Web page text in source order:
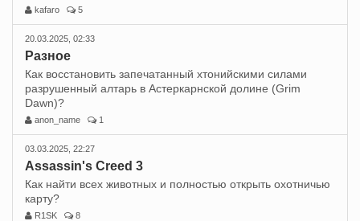
kafaro 5
20.03.2025, 02:33
Разное
Как восстановить запечатанный хтонийскими силами
разрушенный алтарь в Астеркарнской долине (Grim
Dawn)?
anon_name 1
03.03.2025, 22:27
Assassin's Creed 3
Как найти всех животных и полностью открыть охотничью
карту?
R1SK 8